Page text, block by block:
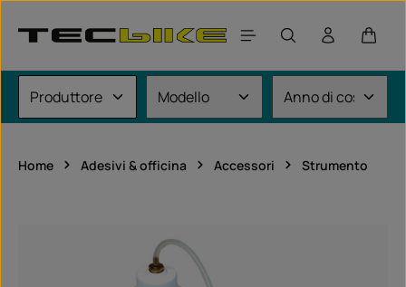
Il
Home Adesivi & officina Accessori Strumento